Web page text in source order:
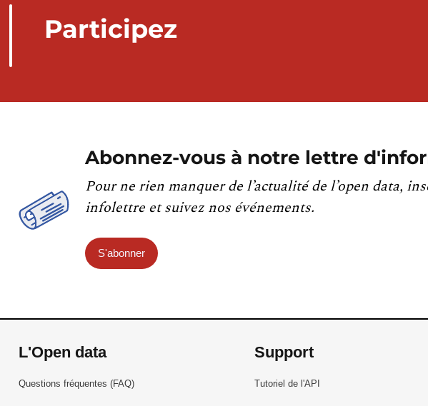
Participez
Abonnez-vous à notre lettre
Pour ne rien manquer de l’actualité de l’open data,
infolettre et suivez nos événements.
S'abonner
L'Open data
Questions fréquentes (FAQ)
Support
Tutoriel de l'API